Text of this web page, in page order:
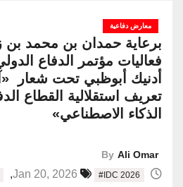
معارض دفاعية
برعاية حمدان بن محمد بن
أدنيك أبوظبي تحت شعار
تعريف استقلالية القطاع
الذكاء الاصطناعي»
By Ali Omar
#IDC 2026
,